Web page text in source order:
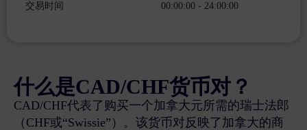
交易时间 00:00:00 - 24:00:00
什么是CAD/CHF货币对？
CAD/CHF代表了购买一个加拿大元所需的瑞士法郎
（CHF或“Swissie”）。该货币对反映了加拿大的商